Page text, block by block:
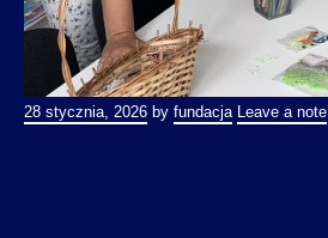
28 stycznia, 2026 by fundacja Leave a note